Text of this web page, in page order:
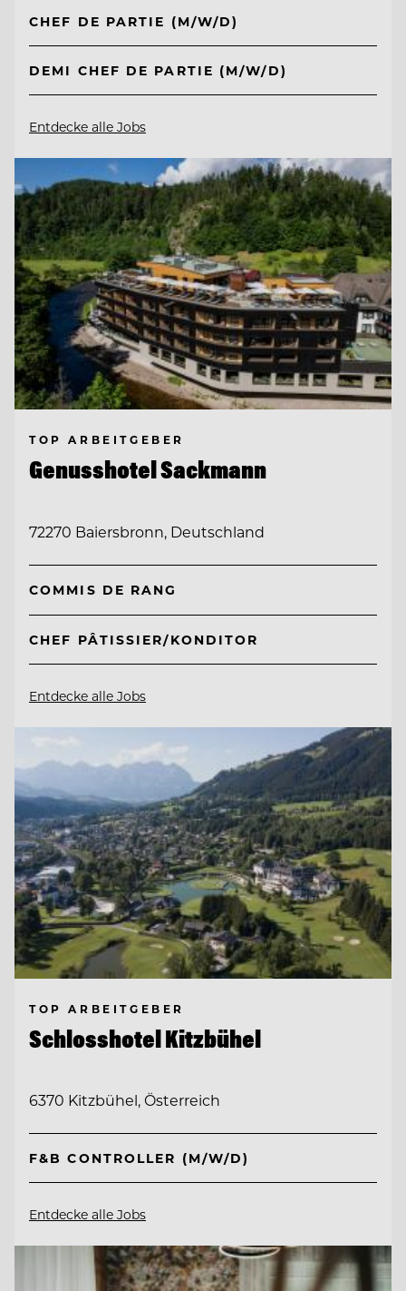
CHEF DE PARTIE (M/W/D)
DEMI CHEF DE PARTIE (M/W/D)
Entdecke alle Jobs
TOP ARBEITGEBER
Genusshotel Sackmann
72270 Baiersbronn, Deutschland
COMMIS DE RANG
CHEF PÂTISSIER/KONDITOR
Entdecke alle Jobs
TOP ARBEITGEBER
Schlosshotel Kitzbühel
6370 Kitzbühel, Österreich
F&B CONTROLLER (M/W/D)
Entdecke alle Jobs